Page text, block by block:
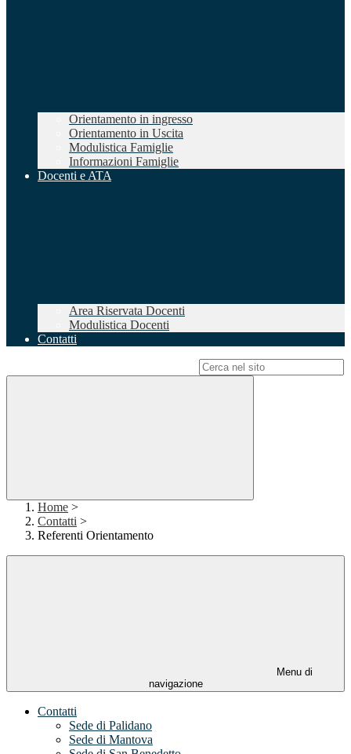
Orientamento in ingresso
Orientamento in Uscita
Modulistica Famiglie
Informazioni Famiglie
Docenti e ATA
Area Riservata Docenti
Modulistica Docenti
Contatti
Home >
Contatti >
Referenti Orientamento
Menu di
navigazione
Contatti
Sede di Palidano
Sede di Mantova